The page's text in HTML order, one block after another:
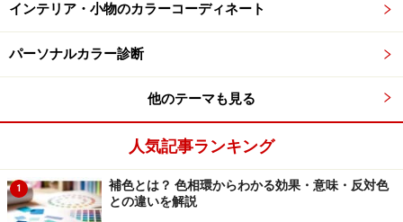
オレンジ色は、今シーズンのトレンドカラー、カーキや
好きな人は、プリント柄のブラウスと組み合わせてみま
この写真のブラウスは、適度なハリと光沢、上品な透け
感のコットンキュプラ素材。夏らしいプリント柄が爽や
インテリア・小物のカラーコーディネート
パーソナルカラー診断
他のテーマも見る
人気記事ランキング
1
補色とは？ 色相環からわかる効果・意味・反対色
との違いを解説